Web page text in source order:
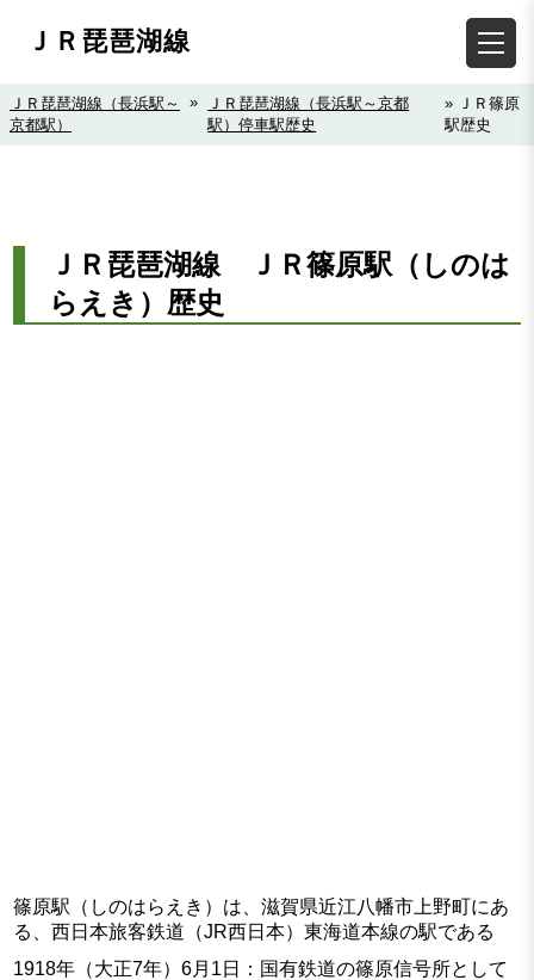
ＪＲ琵琶湖線
ＪＲ琵琶湖線（長浜駅～
京都駅）
»
ＪＲ琵琶湖線（長浜駅～京都
駅）停車駅歴史
» ＪＲ篠原
駅歴史
ＪＲ琵琶湖線 ＪＲ篠原駅（しのは
らえき）歴史
篠原駅（しのはらえき）は、滋賀県近江八幡市上野町にあ
る、西日本旅客鉄道（JR西日本）東海道本線の駅である
1918年（大正7年）6月1日：国有鉄道の篠原信号所として